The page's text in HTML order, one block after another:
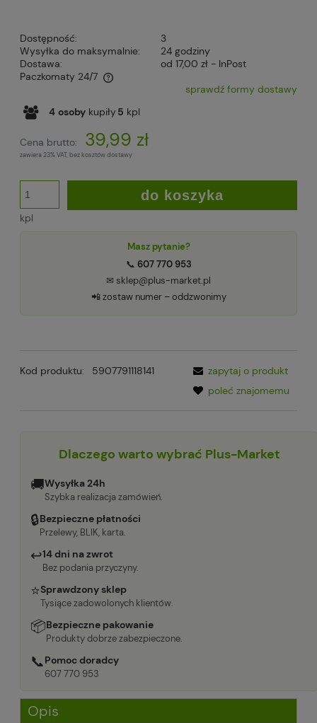
Dostępność:
3
Wysyłka do maksymalnie:
24 godziny
Dostawa:
od 17,00 zł - InPost
Paczkomaty 24/7
Cena nie zawiera ewentualnych kosztów płatnościsprawdź formy dostawy
4 osoby kupiły5 kpl
Cena brutto: 39,99 zł
zawiera 23% VAT, bez kosztów dostawy
kpl
do koszyka
Masz pytanie?
📞 607 770 953
✉ sklep@plus-market.pl
📲 zostaw numer – oddzwonimy
Kod produktu: 5907791118141
zapytaj o produkt
poleć znajomemu
Dlaczego warto wybrać Plus-Market
🚚Wysyłka 24h
Szybka realizacja zamówień.
🔒Bezpieczne płatności
Przelewy, BLIK, karta.
↩14 dni na zwrot
Bez podania przyczyny.
⭐Sprawdzony sklep
Tysiące zadowolonych klientów.
📦Bezpieczne pakowanie
Produkty dobrze zabezpieczone.
📞Pomoc doradcy
607 770 953
Opis